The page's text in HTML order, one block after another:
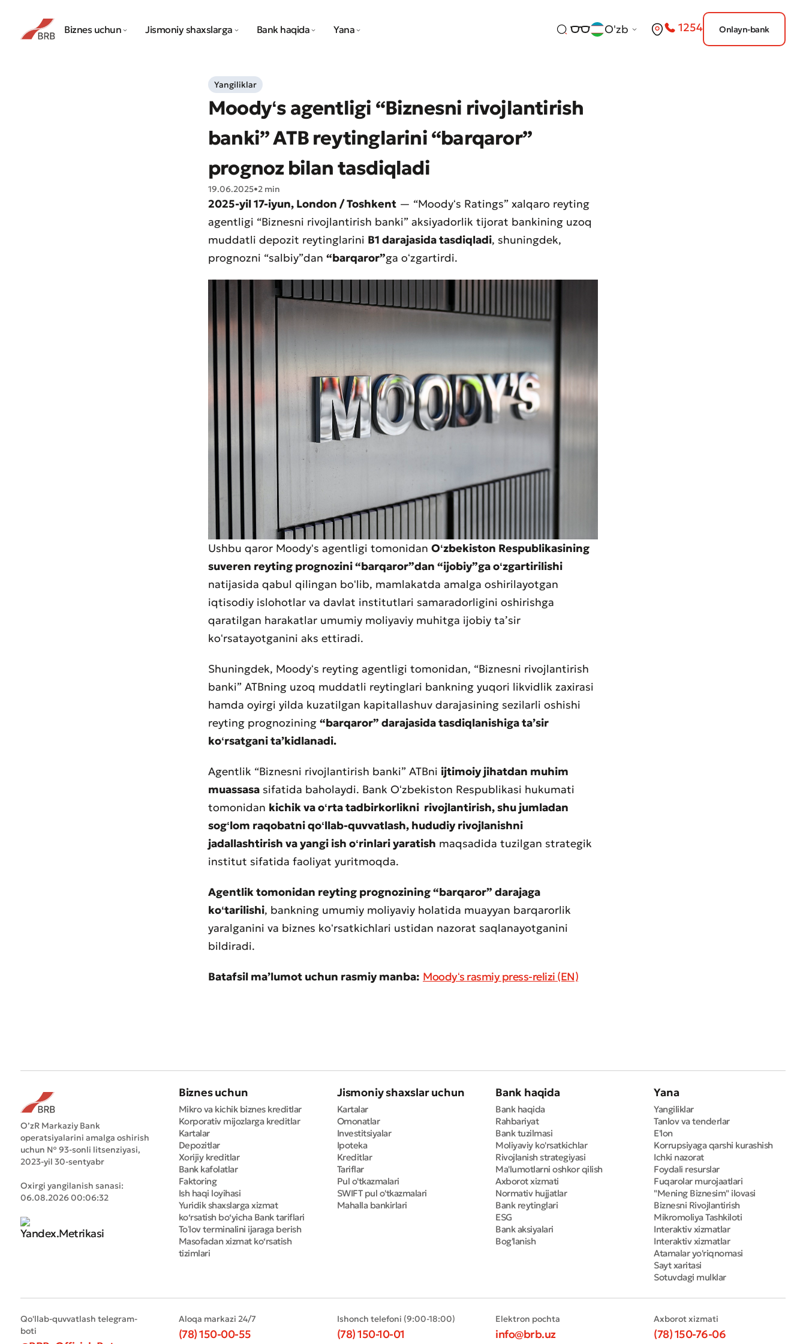
Biznes uchun Jismoniy shaxslarga Bank haqida Yana O'zb 1254 Onlayn-bank
Xizmat sifatini baholang
Yomon Aʼlo
Murojaat qoldirish
* Barcha maydonlar to'ldirilishi shart
Yuborish
Yangiliklar
Moodyʻs agentligi “Biznesni rivojlantirish
banki” ATB reytinglarini “barqaror”
prognoz bilan tasdiqladi
19.06.2025•2 min
2025-yil 17-iyun, London / Toshkent — “Moodyʻs Ratings” xalqaro reyting
agentligi “Biznesni rivojlantirish banki” aksiyadorlik tijorat bankining uzoq
muddatli depozit reytinglarini B1 darajasida tasdiqladi, shuningdek,
prognozni “salbiy”dan “barqaror”ga oʻzgartirdi.
Ushbu qaror Moodyʻs agentligi tomonidan Oʻzbekiston Respublikasining
suveren reyting prognozini “barqaror”dan “ijobiy”ga oʻzgartirilishi
natijasida qabul qilingan boʻlib, mamlakatda amalga oshirilayotgan
iqtisodiy islohotlar va davlat institutlari samaradorligini oshirishga
qaratilgan harakatlar umumiy moliyaviy muhitga ijobiy taʼsir
koʻrsatayotganini aks ettiradi.
Shuningdek, Moodyʻs reyting agentligi tomonidan, “Biznesni rivojlantirish
banki” ATBning uzoq muddatli reytinglari bankning yuqori likvidlik zaxirasi
hamda oyirgi yilda kuzatilgan kapitallashuv darajasining sezilarli oshishi
reyting prognozining “barqaror” darajasida tasdiqlanishiga taʼsir
koʻrsatgani taʼkidlanadi.
Agentlik “Biznesni rivojlantirish banki” ATBni ijtimoiy jihatdan muhim
muassasa sifatida baholaydi. Bank Oʻzbekiston Respublikasi hukumati
tomonidan kichik va oʻrta tadbirkorlikni rivojlantirish, shu jumladan
sogʻlom raqobatni qoʻllab-quvvatlash, hududiy rivojlanishni
jadallashtirish va yangi ish oʻrinlari yaratish maqsadida tuzilgan strategik
institut sifatida faoliyat yuritmoqda.
Agentlik tomonidan reyting prognozining “barqaror” darajaga
koʻtarilishi, bankning umumiy moliyaviy holatida muayyan barqarorlik
yaralganini va biznes koʻrsatkichlari ustidan nazorat saqlanayotganini
bildiradi.
Batafsil maʼlumot uchun rasmiy manba: Moodyʻs rasmiy press-relizi (EN)
O’zR Markaziy Bank
operatsiyalarini amalga oshirish
uchun № 93-sonli litsenziyasi,
2023-yil 30-sentyabr
Oxirgi yangilanish sanasi:
06.08.2026 00:06:32
Biznes uchun
Mikro va kichik biznes kreditlar
Korporativ mijozlarga kreditlar
Kartalar
Depozitlar
Xorijiy kreditlar
Bank kafolatlar
Faktoring
Ish haqi loyihasi
Yuridik shaxslarga xizmat
ko‘rsatish bo‘yicha Bank tariflari
Toʻlov terminalini ijaraga berish
Masofadan xizmat ko‘rsatish
tizimlari
Jismoniy shaxslar uchun
Kartalar
Omonatlar
Investitsiyalar
Ipoteka
Kreditlar
Tariflar
Pul o'tkazmalari
SWIFT pul o'tkazmalari
Mahalla bankirlari
Bank haqida
Bank haqida
Rahbariyat
Bank tuzilmasi
Moliyaviy ko'rsatkichlar
Rivojlanish strategiyasi
Ma'lumotlarni oshkor qilish
Axborot xizmati
Normativ hujjatlar
Bank reytinglari
ESG
Bank aksiyalari
Bog'lanish
Yana
Yangiliklar
Tanlov va tenderlar
E'lon
Korrupsiyaga qarshi kurashish
Ichki nazorat
Foydali resurslar
Fuqarolar murojaatlari
"Mening Biznesim" ilovasi
Biznesni Rivojlantirish
Mikromoliya Tashkiloti
Interaktiv xizmatlar
Interaktiv xizmatlar
Atamalar yo'riqnomasi
Sayt xaritasi
Sotuvdagi mulklar
Qo'llab-quvvatlash telegram-
boti
Aloqa markazi 24/7
(78) 150-00-55
Ishonch telefoni (9:00-18:00)
(78) 150-10-01
Elektron pochta
info@brb.uz
Axborot xizmati
(78) 150-76-06